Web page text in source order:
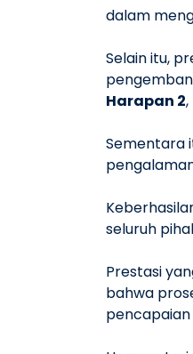
dalam
Selain itu,
Harapan 2
Sementara
seluruh
Prestasi
bahwa